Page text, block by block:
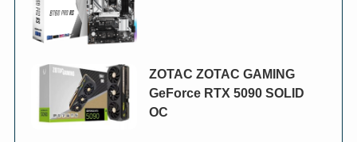
ZOTAC ZOTAC GAMING
GeForce RTX 5090 SOLID
OC